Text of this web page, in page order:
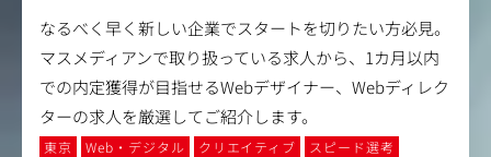
なるべく早く新しい企業でスタートを切りたい方必見。
マスメディアンで取り扱っている求人から、1カ月以内
での内定獲得が目指せるWebデザイナー、Webディレク
ターの求人を厳選してご紹介します。
東京 Web・デジタル クリエイティブ スピード選考